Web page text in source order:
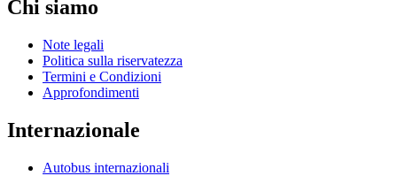
Chi siamo
Note legali
Politica sulla riservatezza
Termini e Condizioni
Approfondimenti
Internazionale
Autobus internazionali